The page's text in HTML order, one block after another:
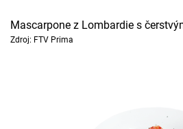
Mascarpone z Lombardie s
Zdroj: FTV Prima